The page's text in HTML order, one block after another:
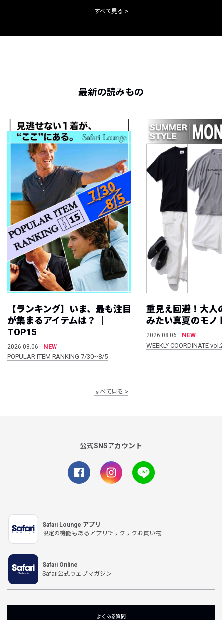
すべて見る
最新の読みもの
【ランキング】いま、最も注目
が集まるアイテムは？ ｜
TOP15
2026.08.06
NEW
POPULAR ITEM RANKING 7/30~8/5
重見え回避！大人
みたい真夏のモノ
2026.08.06
NEW
WEEKLY COORDINATE
すべて見る
公式SNSアカウント
Safari Lounge アプリ
限定の機能もあるアプリでサクサクお買い物
Safari Online
Safari公式ウェブマガジン
よくある質問